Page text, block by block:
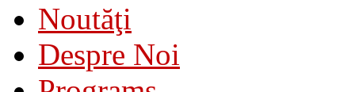
Noutăţi
Despre Noi